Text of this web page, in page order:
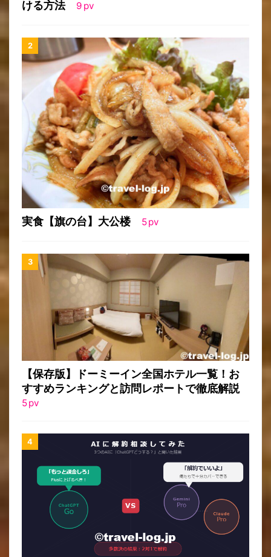
ける方法 9 pv
実食【旗の台】大公楼 5pv
【保存版】ドーミーイン全国ホテル一覧！お
すすめランキングと訪問レポートで徹底解説
5pv